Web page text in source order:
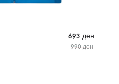
693 ден
990ден